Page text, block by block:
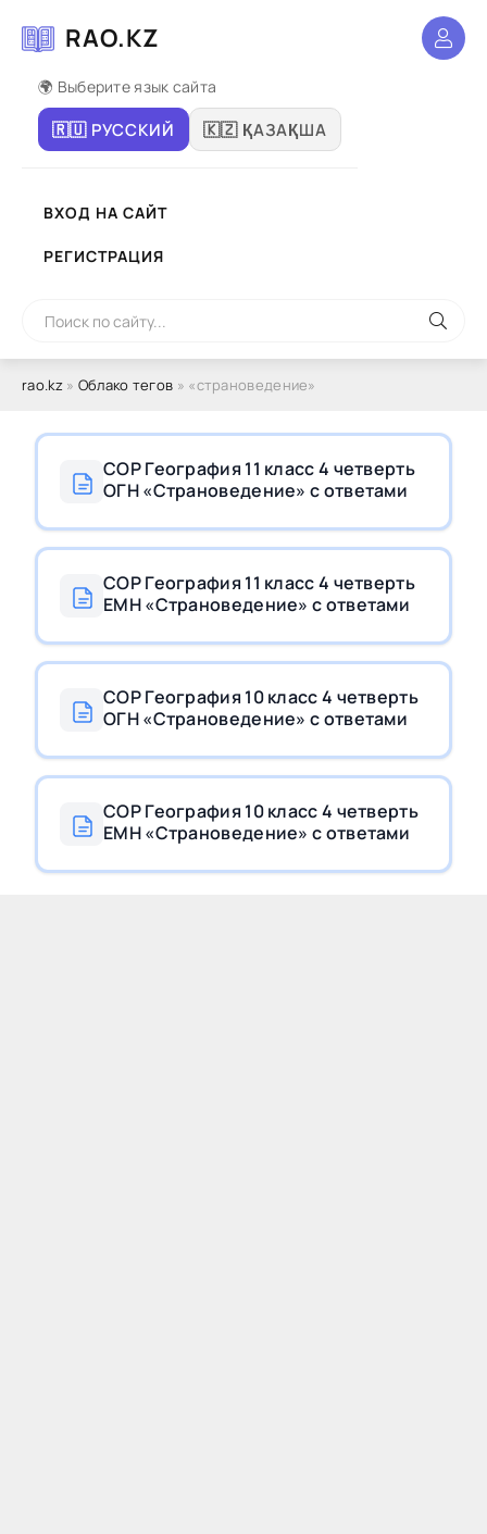
RAO.KZ
🌍 Выберите язык сайта
🇷🇺 РУССКИЙ 🇰🇿 ҚАЗАҚША
ВХОД НА САЙТ
РЕГИСТРАЦИЯ
rao.kz» Облако тегов » «страноведение»
СОР География 11 класс 4 четверть
ОГН «Страноведение» с ответами
СОР География 11 класс 4 четверть
ЕМН «Страноведение» с ответами
СОР География 10 класс 4 четверть
ОГН «Страноведение» с ответами
СОР География 10 класс 4 четверть
ЕМН «Страноведение» с ответами